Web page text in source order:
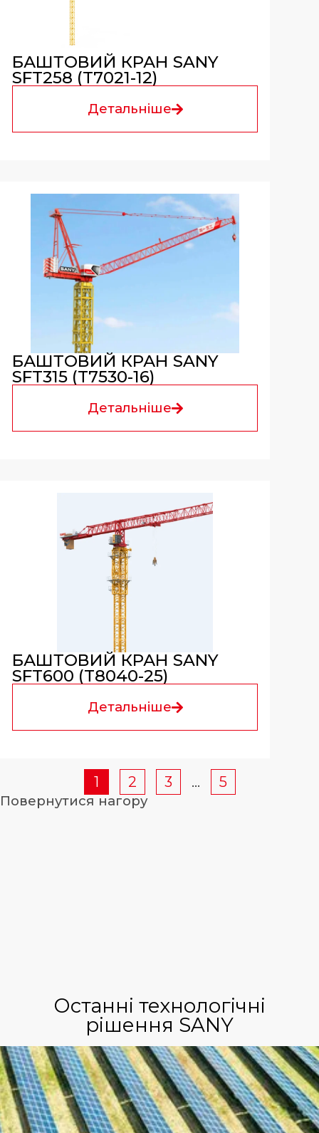
БАШТОВИЙ КРАН SANY
SFT258 (T7021-12)
Детальніше
БАШТОВИЙ КРАН SANY
SFT315 (T7530-16)
Детальніше
БАШТОВИЙ КРАН SANY
SFT600 (T8040-25)
Детальніше
1 2 3 … 5
Повернутися нагору
Останні технологічні
рішення SANY